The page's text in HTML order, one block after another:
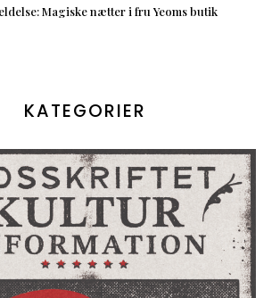
Magiske nætter i fru Yeoms butik
KATEGORIER